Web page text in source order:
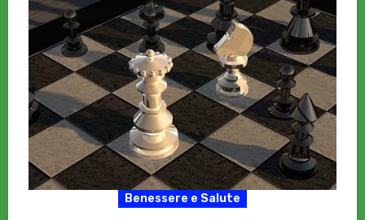
Benessere e Salute